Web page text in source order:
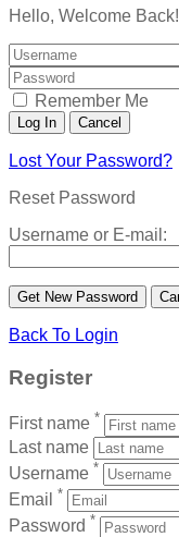
Hello, Welcome Back!
Remember Me
Lost Your Password?
Reset Password
Username or E-mail:
Back To Login
Register
First name *
Last name
Username *
Email *
Password *